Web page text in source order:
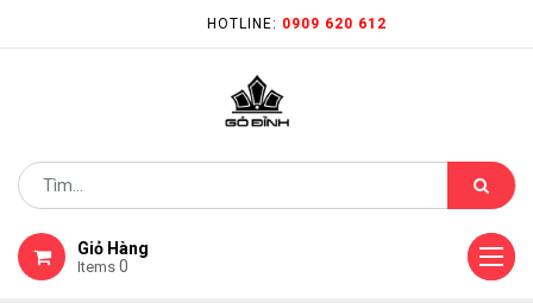
HOTLINE: 0909 620 612
Giỏ Hàng
Items 0